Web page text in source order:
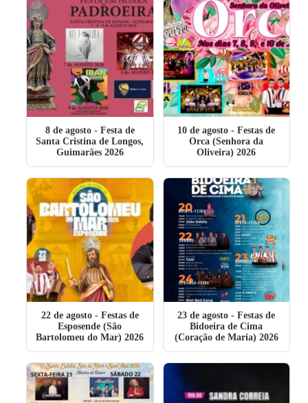
8 de agosto- Festa de
Santa Cristina de Longos,
Guimarães 2026
10 de agosto - Festas de
Orca (Senhora da
Oliveira) 2026
22 de agosto- Festas de
Esposende (São
Bartolomeu do Mar) 2026
23 de agosto - Festas de
Bidoeira de Cima
(Coração de Maria) 2026